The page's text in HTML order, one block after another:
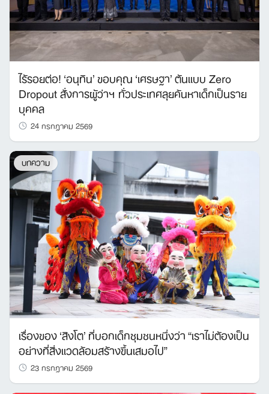
ไร้รอยต่อ! ‘อนุทิน’ ขอบคุณ ‘เศรษฐา’ ต้นแบบ Zero
Dropout สั่งการผู้ว่าฯ ทั่วประเทศลุยค้นหาเด็กเป็นราย
บุคคล
24 กรกฎาคม 2569
บทความ
เรื่องของ ‘สิงโต’ ที่บอกเด็กชุมชนหนึ่งว่า “เราไม่ต้องเป็น
อย่างที่สิ่งแวดล้อมสร้างขึ้นเสมอไป”
23 กรกฎาคม 2569